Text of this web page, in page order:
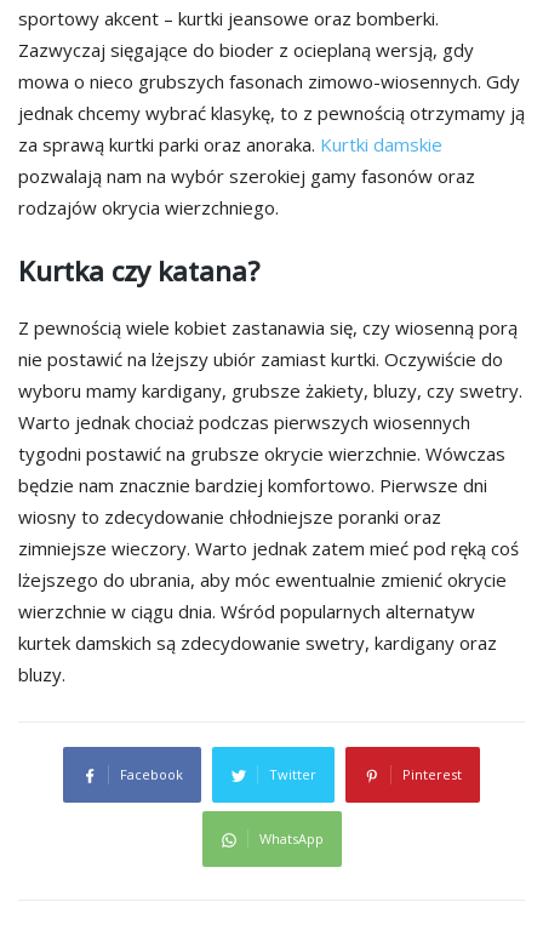
sportowy akcent – kurtki jeansowe oraz bomberki.
Zazwyczaj sięgające do bioder z ocieplaną wersją, gdy
mowa o nieco grubszych fasonach zimowo-wiosennych. Gdy
jednak chcemy wybrać klasykę, to z pewnością otrzymamy ją
za sprawą kurtki parki oraz anoraka. Kurtki damskie
pozwalają nam na wybór szerokiej gamy fasonów oraz
rodzajów okrycia wierzchniego.
Kurtka czy katana?
Z pewnością wiele kobiet zastanawia się, czy wiosenną porą
nie postawić na lżejszy ubiór zamiast kurtki. Oczywiście do
wyboru mamy kardigany, grubsze żakiety, bluzy, czy swetry.
Warto jednak chociaż podczas pierwszych wiosennych
tygodni postawić na grubsze okrycie wierzchnie. Wówczas
będzie nam znacznie bardziej komfortowo. Pierwsze dni
wiosny to zdecydowanie chłodniejsze poranki oraz
zimniejsze wieczory. Warto jednak zatem mieć pod ręką coś
lżejszego do ubrania, aby móc ewentualnie zmienić okrycie
wierzchnie w ciągu dnia. Wśród popularnych alternatyw
kurtek damskich są zdecydowanie swetry, kardigany oraz
bluzy.
Facebook Twitter Pinterest
WhatsApp